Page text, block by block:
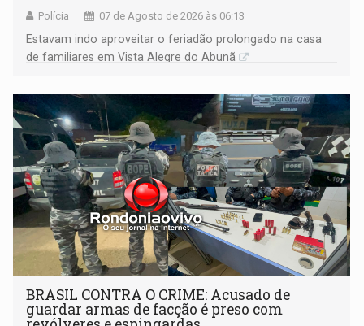
Polícia 07 de Agosto de 2026 às 06:13
Estavam indo aproveitar o feriadão prolongado na casa
de familiares em Vista Alegre do Abunã
BRASIL CONTRA O CRIME: Acusado de
guardar armas de facção é preso com